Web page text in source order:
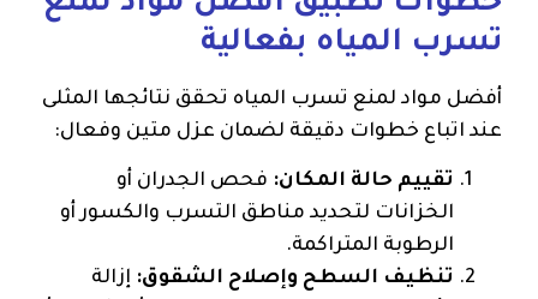
تسرب المياه بفعالية
أفضل مواد لمنع تسرب المياه تحقق نتائجها المثلى
عند اتباع خطوات دقيقة لضمان عزل متين وفعال:
تقييم حالة المكان: فحص الجدران أو
الخزانات لتحديد مناطق التسرب والكسور أو
الرطوبة المتراكمة.
تنظيف السطح وإصلاح الشقوق: إزالة